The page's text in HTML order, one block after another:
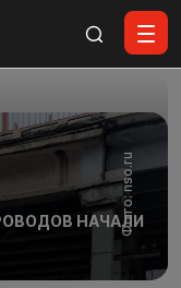
Фото: nso.ru
НАЧАЛИ